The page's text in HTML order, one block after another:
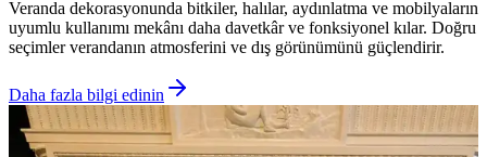
Veranda dekorasyonunda bitkiler, halılar, aydınlatma ve mobilyaların
uyumlu kullanımı mekânı daha davetkâr ve fonksiyonel kılar. Doğru
seçimler verandanın atmosferini ve dış görünümünü güçlendirir.
Daha fazla bilgi edinin